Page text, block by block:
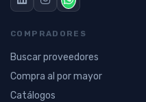
COMPRADORES
Buscar proveedores
Compra al por mayor
Catálogos